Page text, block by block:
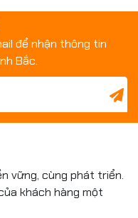
để nhận thông tin
Bắc.
vững, cùng phát triển.
khách hàng một